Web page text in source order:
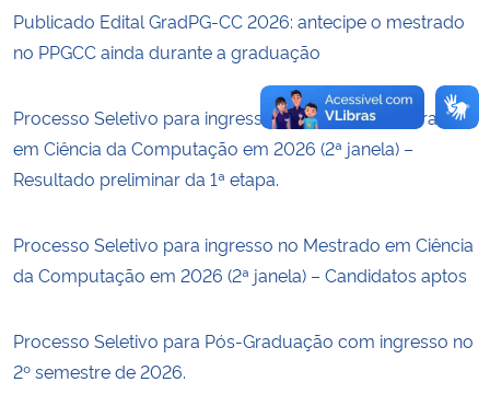
Planalto
Publicado Edital GradPG-CC 2026: antecipe o mestrado
no PPGCC ainda durante a graduação
Processo Seletivo para ingresso no Curso de Mestrado
em Ciência da Computação em 2026 (2ª janela) –
Resultado preliminar da 1ª etapa.
Processo Seletivo para ingresso no Mestrado em Ciência
da Computação em 2026 (2ª janela) – Candidatos aptos
Processo Seletivo para Pós-Graduação com ingresso no
2º semestre de 2026.